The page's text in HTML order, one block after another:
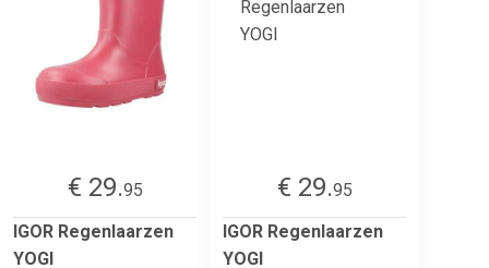
€ 29.95
IGOR Regenlaarzen
YOGI
€ 29.95
IGOR Regenlaarzen
YOGI